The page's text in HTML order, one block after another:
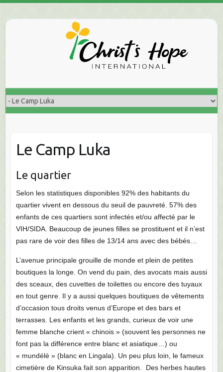
Le Camp Luka
Le quartier
Selon les statistiques disponibles 92% des habitants du
quartier vivent en dessous du seuil de pauvreté. 57% des
enfants de ces quartiers sont infectés et/ou affecté par le
VIH/SIDA. Beaucoup de jeunes filles se prostituent et il n’est
pas rare de voir des filles de 13/14 ans avec des bébés…
L’avenue principale grouille de monde et plein de petites
boutiques la longe. On vend du pain, des avocats mais aussi
des sceaux, des cuvettes de toilettes ou encore des tuyaux
en tout genre. Il y a aussi quelques boutiques de vêtements
d’occasion tous droits venus d’Europe et des bars et
terrasses. Les enfants et les grands, curieux de voir une
femme blanche crient « chinois » (souvent les personnes ne
font pas la différence entre blanc et asiatique…) ou
« mundélé » (blanc en Lingala). Un peu plus loin, le fameux
cimetière de Kinsuka fait son apparition. Des herbes hautes